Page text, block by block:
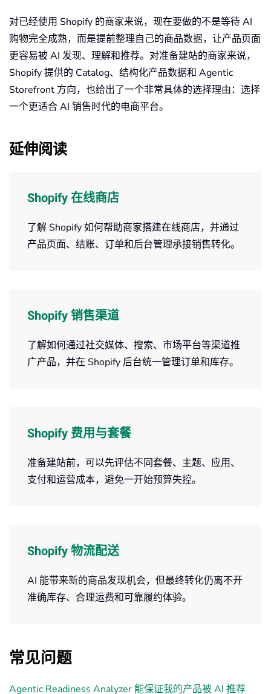
对已经使用 Shopify 的商家来说，现在要做的不是等待 AI
购物完全成熟，而是提前整理自己的商品数据，让产品页面
更容易被 AI 发现、理解和推荐。对准备建站的商家来说，
Shopify 提供的 Catalog、结构化产品数据和 Agentic
Storefront 方向，也给出了一个非常具体的选择理由：选择
一个更适合 AI 销售时代的电商平台。
延伸阅读
Shopify 在线商店
了解 Shopify 如何帮助商家搭建在线商店，并通过
产品页面、结账、订单和后台管理承接销售转化。
Shopify 销售渠道
了解如何通过社交媒体、搜索、市场平台等渠道推
广产品，并在 Shopify 后台统一管理订单和库存。
Shopify 费用与套餐
准备建站前，可以先评估不同套餐、主题、应用、
支付和运营成本，避免一开始预算失控。
Shopify 物流配送
AI 能带来新的商品发现机会，但最终转化仍离不开
准确库存、合理运费和可靠履约体验。
常见问题
Agentic Readiness Analyzer 能保证我的产品被 AI 推荐